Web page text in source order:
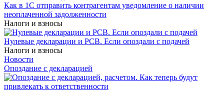
Как в 1С отправить контрагентам уведомление о наличии
неоплаченной задолженности
Налоги и взносы
Нулевые декларации и РСВ. Если опоздали с подачей
Налоги и взносы
Новости
Опоздание с декларацией